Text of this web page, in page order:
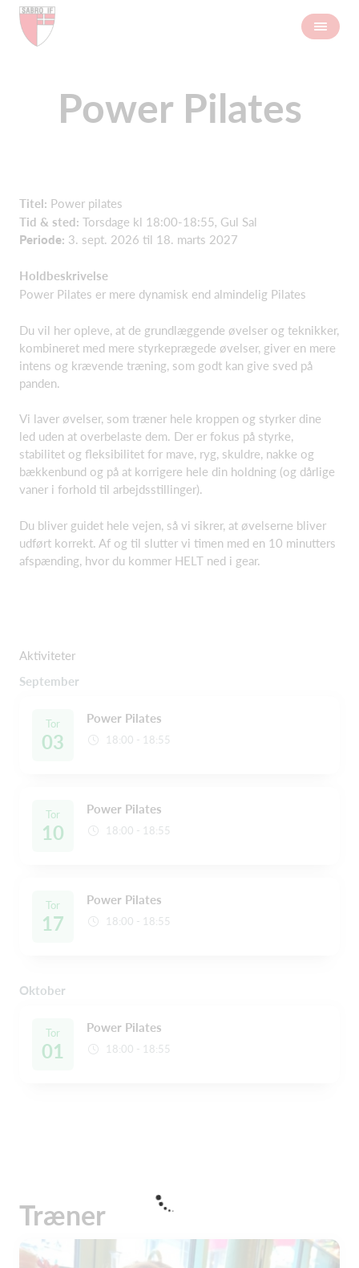
Power Pilates
Titel: Power pilates
Tid & sted: Torsdage kl 18:00-18:55 Gul Sal
Periode: 3. sept. 2026 til 18. marts 2027
Holdbeskrivelse
Power Pilates er mere dynamisk end almindelig Pilates
Du vil her opleve, at de grundlæggende øvelser og teknikker,
kombineret med mere styrkeprægede øvelser, giver en mere
intens og krævende træning, som godt kan give sved på
panden.
Vi laver øvelser, som træner hele kroppen og styrker dine
led uden at overbelaste dem. Der er fokus på styrke,
stabilitet og fleksibilitet for mave, ryg, skuldre, nakke og
bækkenbund og på at korrigere hele din holdning (og dårlige
vaner i forhold til arbejdsstillinger).
Du bliver guidet hele vejen, så vi sikrer, at øvelserne bliver
udført korrekt. Af og til slutter vi timen med en 10 minutters
afspænding, hvor du kommer HELT ned i gear.
Aktiviteter
September
Tor
03
Power Pilates
18:00 - 18:55
Tor
10
Power Pilates
18:00 - 18:55
Tor
17
Power Pilates
18:00 - 18:55
Oktober
Tor
01
Power Pilates
18:00 - 18:55
Træner